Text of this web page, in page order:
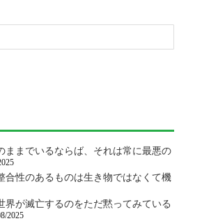
ままでいるならば、それは常に最悪の
合性のあるものは生き物ではなくて機
界が滅亡するのをただ黙ってみている
2025